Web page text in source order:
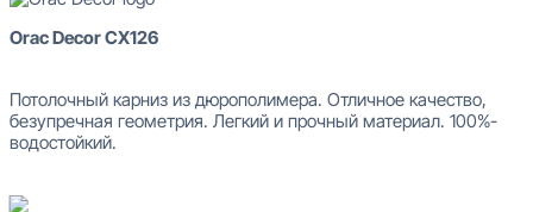
Orac Decor CX126
Потолочный карниз из дюрополимера. Отличное качество,
безупречная геометрия. Легкий и прочный материал. 100%-
водостойкий.